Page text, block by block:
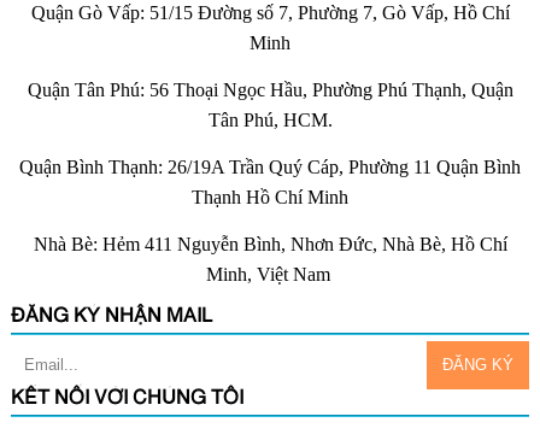
Quận Gò Vấp: 51/15 Đường số 7, Phường 7, Gò Vấp, Hồ Chí
Minh
Quận Tân Phú: 56 Thoại Ngọc Hầu, Phường Phú Thạnh, Quận
Tân Phú, HCM.
Quận Bình Thạnh: 26/19A Trần Quý Cáp, Phường 11 Quận Bình
Thạnh Hồ Chí Minh
Nhà Bè: Hẻm 411 Nguyễn Bình, Nhơn Đức, Nhà Bè, Hồ Chí
Minh, Việt Nam
ĐĂNG KÝ NHẬN MAIL
KẾT NỐI VỚI CHÚNG TÔI